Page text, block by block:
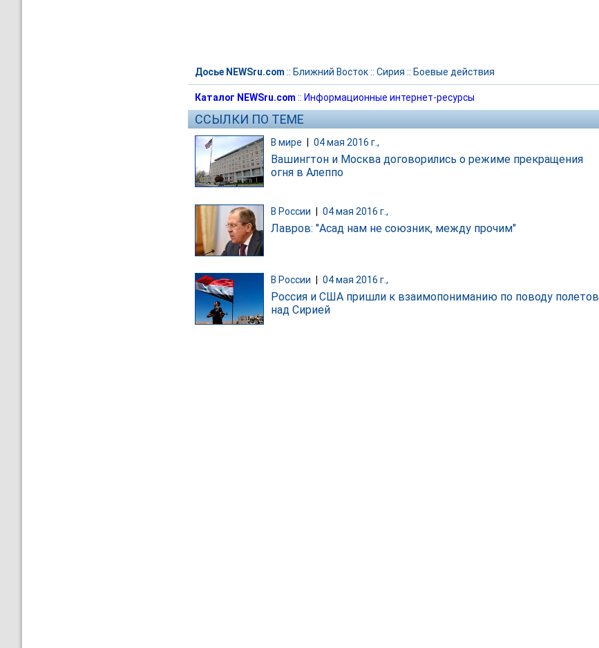
Досье NEWSru.com :: Ближний Восток:: Сирия :: Боевые действия
Каталог NEWSru.com :: Информационные интернет-ресурсы
ССЫЛКИ ПО ТЕМЕ
В мире 04 мая 2016 г.,
Вашингтон и Москва договорились о режиме прекращения
огня в Алеппо
В России 04 мая 2016 г.,
Лавров: "Асад нам не союзник, между прочим"
В России 04 мая 2016 г.,
Россия и США пришли к взаимопониманию по поводу полетов
над Сирией